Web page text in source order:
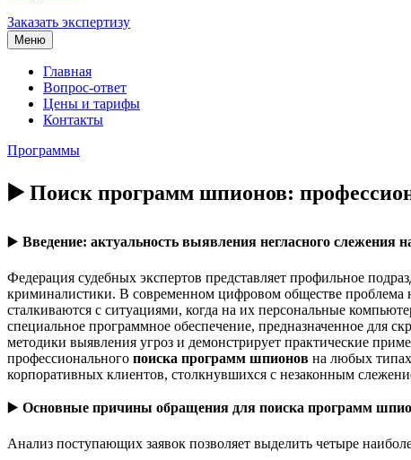
Заказать экспертизу
Меню
Главная
Вопрос-ответ
Цены и тарифы
Контакты
Программы
▶️ Поиск программ шпионов:
▶️ Введение: актуальность выявления негласного слежения
Федерация судебных экспертов представляет профильное
криминалистики. В современном цифровом обществе проблема
сталкиваются с ситуациями, когда на их персональные
специальное программное обеспечение, предназначенное для
методики выявления угроз и демонстрирует практические
профессионального поиска программ шпионов на любых типах
корпоративных клиентов, столкнувшихся с незаконным
▶️ Основные причины обращения для поиска программ
Анализ поступающих заявок позволяет выделить четыре